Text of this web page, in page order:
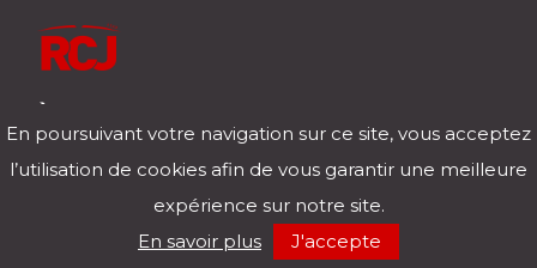
Télécharger notre application pour iOs et Android
Politique de confidentialité Nos podcasts
00:00
En poursuivant votre navigation sur ce site, vous acceptez
l’utilisation de cookies afin de vous garantir une meilleure
expérience sur notre site.
En savoir plus
J'accepte